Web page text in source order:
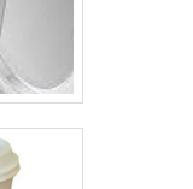
Fora
com